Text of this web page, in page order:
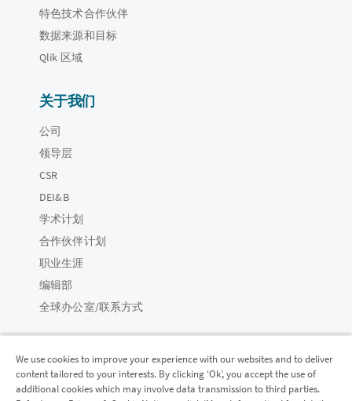
特色技术合作伙伴
数据来源和目标
Qlik 区域
关于我们
公司
领导层
CSR
DEI&B
学术计划
合作伙伴计划
职业生涯
编辑部
全球办公室/联系方式
Qlik 社区
We use cookies to improve your experience with our websites and to deliver
content tailored to your interests. By clicking ‘Ok’, you accept the use of
additional cookies which may involve data transmission to third parties.